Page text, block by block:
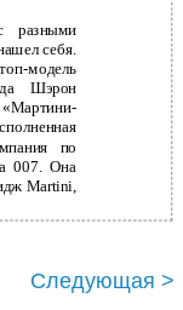
разными
себя.
модель
Шэрон
по
007. Она
Martini,
Следующая >